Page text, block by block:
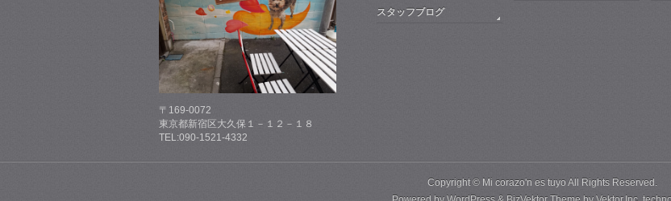
〒169-0072
東京都新宿区大久保１－１２－１８
TEL:090-1521-4332
スタッフブログ
Copyright © Mi corazo'n es tuyo All Rights Reserved.